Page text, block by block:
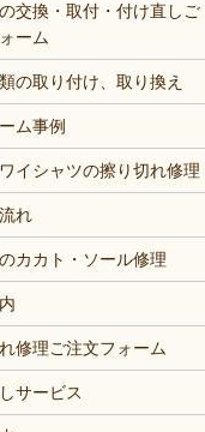
交換・取付・付け直しご
ーム
の取り付け、取り換え
ム事例
イシャツの擦り切れ修理
れ
カカト・ソール修理
修理ご注文フォーム
サービス